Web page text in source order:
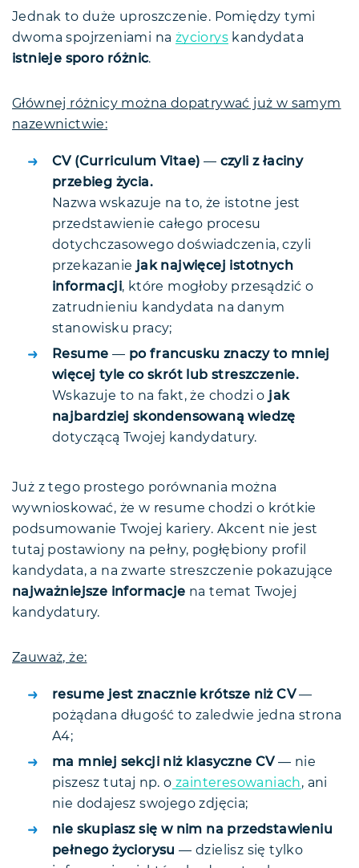
Jednak to duże uproszczenie. Pomiędzy tymi
dwoma spojrzeniami na życiorys kandydata
istnieje sporo różnic.
Głównej różnicy można dopatrywać już w samym
nazewnictwie:
CV (Curriculum Vitae) — czyli z łaciny
przebieg życia.
Nazwa wskazuje na to, że istotne jest
przedstawienie całego procesu
dotychczasowego doświadczenia, czyli
przekazanie jak najwięcej istotnych
informacji, które mogłoby przesądzić o
zatrudnieniu kandydata na danym
stanowisku pracy;
Resume — po francusku znaczy to mniej
więcej tyle co skrót lub streszczenie.
Wskazuje to na fakt, że chodzi o jak
najbardziej skondensowaną wiedzę
dotyczącą Twojej kandydatury.
Już z tego prostego porównania można
wywnioskować, że w resume chodzi o krótkie
podsumowanie Twojej kariery. Akcent nie jest
tutaj postawiony na pełny, pogłębiony profil
kandydata, a na zwarte streszczenie pokazujące
najważniejsze informacje na temat Twojej
kandydatury.
Zauważ, że:
resume jest znacznie krótsze niż CV—
pożądana długość to zaledwie jedna strona
A4;
ma mniej sekcji niż klasyczne CV— nie
piszesz tutaj np. o zainteresowaniach, ani
nie dodajesz swojego zdjęcia;
nie skupiasz się w nim na przedstawieniu
pełnego życiorysu — dzielisz się tylko